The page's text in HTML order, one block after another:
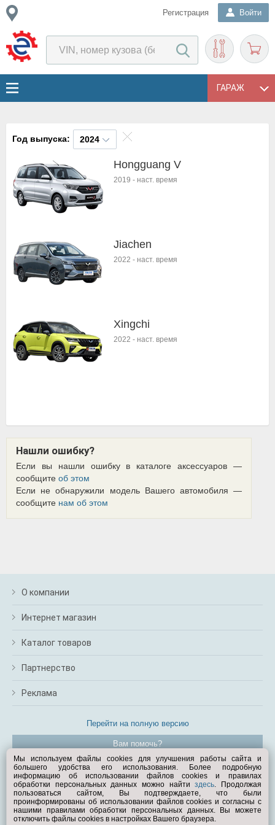
Регистрация Войти
ГАРАЖ
Год выпуска: 2024
Hongguang V
2019 - наст. время
Jiachen
2022 - наст. время
Xingchi
2022 - наст. время
Нашли ошибку?
Если вы нашли ошибку в каталоге аксессуаров —
сообщите об этом
Если не обнаружили модель Вашего автомобиля —
сообщите нам об этом
О компании
Интернет магазин
Каталог товаров
Партнерство
Реклама
Перейти на полную версию
Вам помочь?
© Exist.ru 1998—2026
Мы используем файлы cookies для улучшения работы сайта и
большего удобства его использования. Более подробную
информацию об использовании файлов cookies и правилах
обработки персональных данных можно найтиздесь. Продолжая
пользоваться сайтом, Вы подтверждаете, что были
проинформированы об использовании файлов cookies и согласны с
нашими правилами обработки персональных данных. Вы можете
отключить файлы cookies в настройках Вашего браузера.